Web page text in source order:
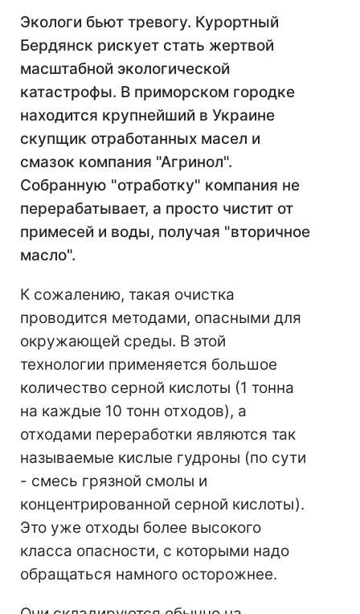
Экологи бьют тревогу. Курортный
Бердянск рискует стать жертвой
масштабной экологической
катастрофы. В приморском городке
находится крупнейший в Украине
скупщик отработанных масел и
смазок компания "Агринол".
Собранную "отработку" компания не
перерабатывает, а просто чистит от
примесей и воды, получая "вторичное
масло".
К сожалению, такая очистка
проводится методами, опасными для
окружающей среды. В этой
технологии применяется большое
количество серной кислоты (1 тонна
на каждые 10 тонн отходов), а
отходами переработки являются так
называемые кислые гудроны (по сути
- смесь грязной смолы и
концентрированной серной кислоты).
Это уже отходы более высокого
класса опасности, с которыми надо
обращаться намного осторожнее.